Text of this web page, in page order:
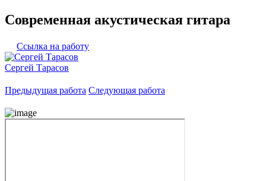
Современная акустическая гитара
Ссылка на работу
Сергей Тарасов
Предыдущая работа Следующая работа